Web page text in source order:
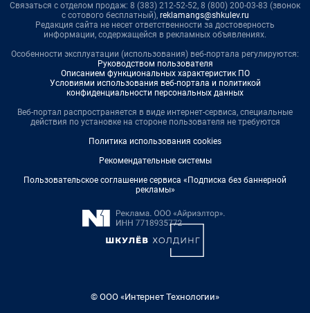
Связаться с отделом продаж: 8 (383) 212-52-52, 8 (800) 200-03-83 (звонок
с сотового бесплатный), reklamangs@shkulev.ru
Редакция сайта не несет ответственности за достоверность
информации, содержащейся в рекламных объявлениях.
Особенности эксплуатации (использования) веб-портала регулируются:
Руководством пользователя
Описанием функциональных характеристик ПО
Условиями использования веб-портала и политикой
конфиденциальности персональных данных
Веб-портал распространяется в виде интернет-сервиса, специальные
действия по установке на стороне пользователя не требуются
Политика использования cookies
Рекомендательные системы
Пользовательское соглашение сервиса «Подписка без баннерной
рекламы»
© ООО «Интернет Технологии»